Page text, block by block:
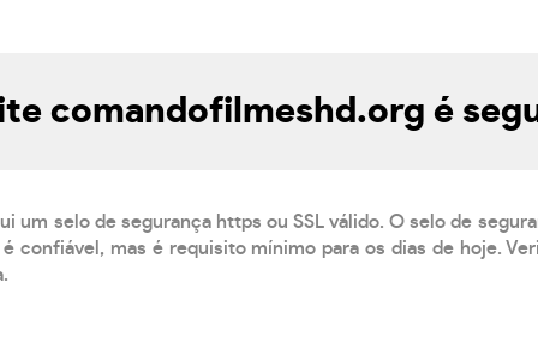
comandofilmeshd.org é
um selo de segurança https ou SSL válido. O selo de
confiável, mas é requisito mínimo para os dias de hoje.